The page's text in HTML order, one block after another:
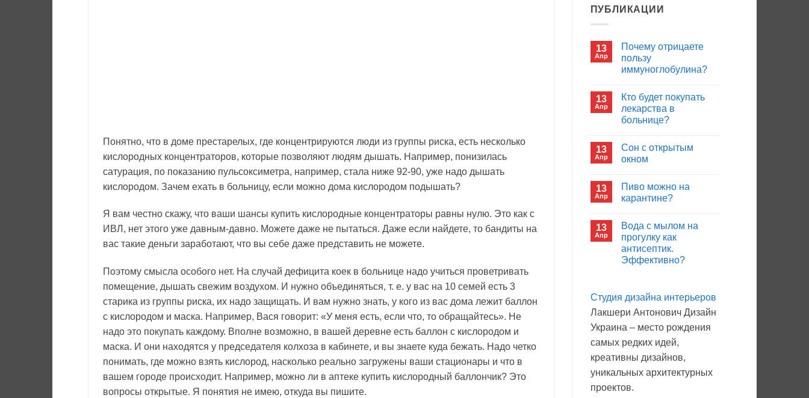
Понятно, что в доме престарелых, где концентрируются люди из группы риска, есть несколько
кислородных концентраторов, которые позволяют людям дышать. Например, понизилась
сатурация, по показанию пульсоксиметра, например, стала ниже 92-90, уже надо дышать
кислородом. Зачем ехать в больницу, если можно дома кислородом подышать?
Я вам честно скажу, что ваши шансы купить кислородные концентраторы равны нулю. Это как с
ИВЛ, нет этого уже давным-давно. Можете даже не пытаться. Даже если найдете, то бандиты на
вас такие деньги заработают, что вы себе даже представить не можете.
Поэтому смысла особого нет. На случай дефицита коек в больнице надо учиться проветривать
помещение, дышать свежим воздухом. И нужно объединяться, т. е. у вас на 10 семей есть 3
старика из группы риска, их надо защищать. И вам нужно знать, у кого из вас дома лежит баллон
с кислородом и маска. Например, Вася говорит: «У меня есть, если что, то обращайтесь». Не
надо это покупать каждому. Вполне возможно, в вашей деревне есть баллон с кислородом и
маска. И они находятся у председателя колхоза в кабинете, и вы знаете куда бежать. Надо четко
понимать, где можно взять кислород, насколько реально загружены ваши стационары и что в
вашем городе происходит. Например, можно ли в аптеке купить кислородный баллончик? Это
вопросы открытые. Я понятия не имею, откуда вы пишите.
ПУБЛИКАЦИИ
13
Апр
Почему отрицаете
пользу
иммуноглобулина?
записи
Почему
отрицаете
пользу
13
Апр
Кто будет покупать
лекарства в
больнице?
записи
Кто
будет
больнице?
13
Апр
Сон с открытым
окном
записи
Сон
с
13
Апр
Пиво можно на
карантине?
записи
Пиво
можно
на
карантине?
13
Апр
Вода с мылом на
прогулку как
антисептик.
Эффективно?
Вода
мылом
на
прогулку
антисептик.
Студия дизайна интерьеров
Лакшери Антонович Дизайн
Украина – место рождения
самых редких идей,
креативны дизайнов,
уникальных архитектурных
проектов.